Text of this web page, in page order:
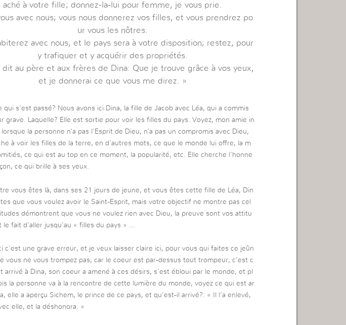
aché à votre fille; donnez-la-lui pour femme, je vous prie.
avec nous; vous nous donnerez vos filles, et vous prendrez po
ur vous les nôtres.
avec nous, et le pays sera à votre disposition; restez, pour
y trafiquer et y acquérir des propriétés.
dit au père et aux frères de Dina: Que je trouve grâce à vos yeux,
et je donnerai ce que vous me direz. »
qui s’est passé? Nous avons ici Dina, la fille de Jacob avec Léa, qui a commis
grave. Laquelle? Elle est sortie pour voir les filles du pays. Voyez, mon amie in
la personne n’a pas l’Esprit de Dieu, n’a pas un compromis avec Dieu,
à voir les filles de la terre, en d’autres mots, ce que le monde lui offre, la m
ce qui est au top en ce moment, la popularité, etc. Elle cherche l’honne
ce qui brille à ses yeux.
vous êtes là, dans ses 21 jours de jeune, et vous êtes cette fille de Léa, Din
que vous voulez avoir le Saint-Esprit, mais votre objectif ne montre pas cel
démontrent que vous ne voulez rien avec Dieu, la preuve sont vos attitu
le fait d’aller jusqu’au « filles du pays » …
c’est une grave erreur, et je veux laisser claire ici, pour vous qui faites ce jeûn
vous ne vous trompez pas, car le coeur est par-dessus tout trompeur, c’est c
arrivé à Dina, son coeur a amené à ces désirs, s’est ébloui par le monde, et pl
la personne va à la rencontre de cette lumière du monde, voyez ce qui est ar
elle a aperçu Sichem, le prince de ce pays, et qu’est-il arrivé?: « Il l’a enlevé,
elle, et la déshonora. »